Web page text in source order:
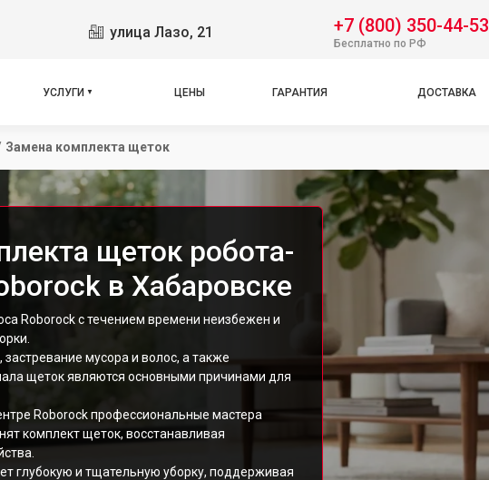
улица Лазо, 21 +7 (800) 350-44-53
Бесплатно по РФ
УСЛУГИ ЦЕНЫ ГАРАНТИЯ ДОСТАВКА
Замена комплекта щеток
щеток робота-
в Хабаровске
Roborock с течением времени неизбежен и
мусора и волос, а также
щеток являются основными причинами для
Roborock профессиональные мастера
комплект щеток, восстанавливая
глубокую и тщательную уборку, поддерживая